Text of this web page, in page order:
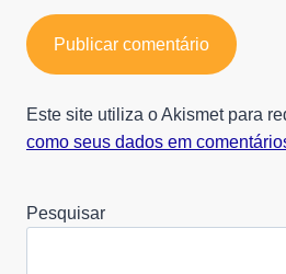
Este site utiliza o Akismet para
como seus dados em
Pesquisar